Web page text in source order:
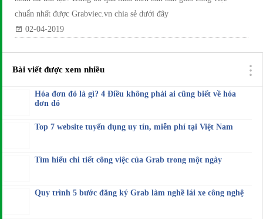
chuẩn nhất được Grabviec.vn chia sẻ dưới đây
02-04-2019
Bài viết được xem nhiều
Hóa đơn đỏ là gì? 4 Điều không phải ai cũng biết về hóa
đơn đỏ
Top 7 website tuyển dụng uy tín, miễn phí tại Việt Nam
Tìm hiểu chi tiết công việc của Grab trong một ngày
Quy trình 5 bước đăng ký Grab làm nghề lái xe công nghệ